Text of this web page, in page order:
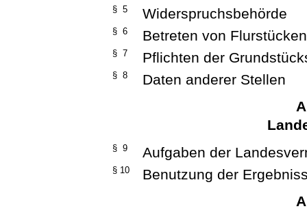
§ 5 Widerspruchsbehörde
§ 6 Betreten von
§ 7 Pflichten der
§ 8
Daten anderer Stellen
§ 9 Aufgaben der
§ 10
Benutzung der